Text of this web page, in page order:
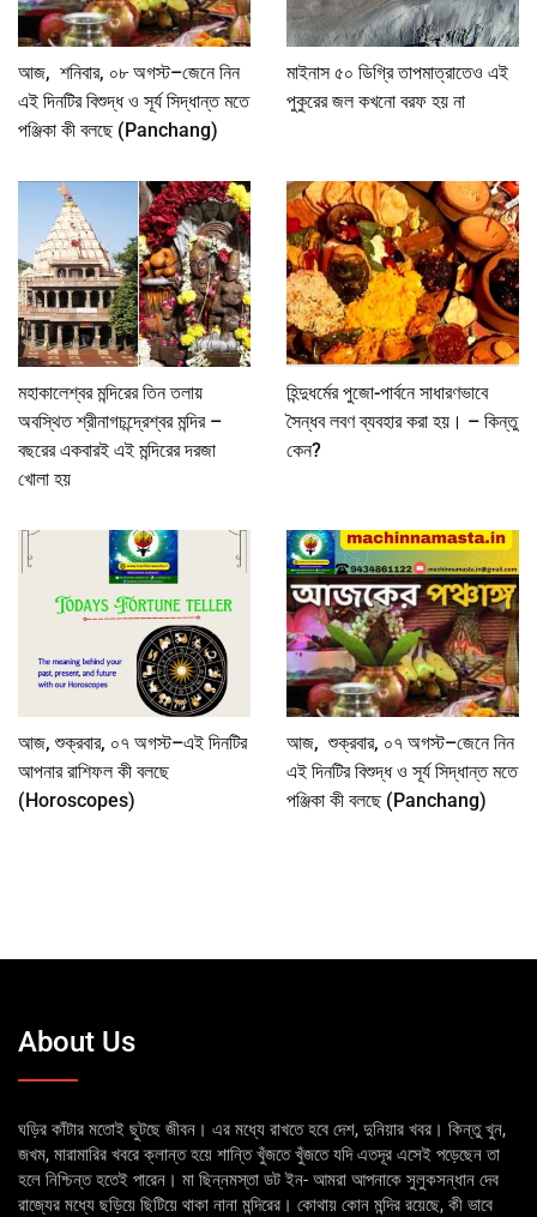
আজ, শনিবার, ০৮ অগস্ট–জেনে নিন
এই দিনটির বিশুদ্ধ ও সূর্য সিদ্ধান্ত মতে
পঞ্জিকা কী বলছে (Panchang)
মাইনাস ৫০ ডিগ্রি তাপমাত্রাতেও এই
পুকুরের জল কখনো বরফ হয় না
মহাকালেশ্বর মন্দিরের তিন তলায়
অবস্থিত শ্রীনাগচন্দ্রেশ্বর মন্দির –
বছরের একবারই এই মন্দিরের দরজা
খোলা হয়
হিন্দুধর্মের পুজো-পার্বনে সাধারণভাবে
সৈন্ধব লবণ ব্যবহার করা হয়। – কিন্তু
কেন?
আজ, শুক্রবার, ০৭ অগস্ট–এই দিনটির
আপনার রাশিফল কী বলছে
(Horoscopes)
আজ, শুক্রবার, ০৭ অগস্ট–জেনে নিন
এই দিনটির বিশুদ্ধ ও সূর্য সিদ্ধান্ত মতে
পঞ্জিকা কী বলছে (Panchang)
About Us
ঘড়ির কাঁটার মতোই ছুটছে জীবন। এর মধ্যে রাখতে হবে দেশ, দুনিয়ার খবর। কিন্তু খুন,
জখম, মারামারির খবরে ক্লান্ত হয়ে শান্তি খুঁজতে খুঁজতে যদি এতদূর এসেই পড়েছেন তা
হলে নিশ্চিন্ত হতেই পারেন। মা ছিন্নমস্তা ডট ইন- আমরা আপনাকে সুলুকসন্ধান দেব
রাজ্যের মধ্যে ছড়িয়ে ছিটিয়ে থাকা নানা মন্দিরের। কোথায় কোন মন্দির রয়েছে, কী ভাবে